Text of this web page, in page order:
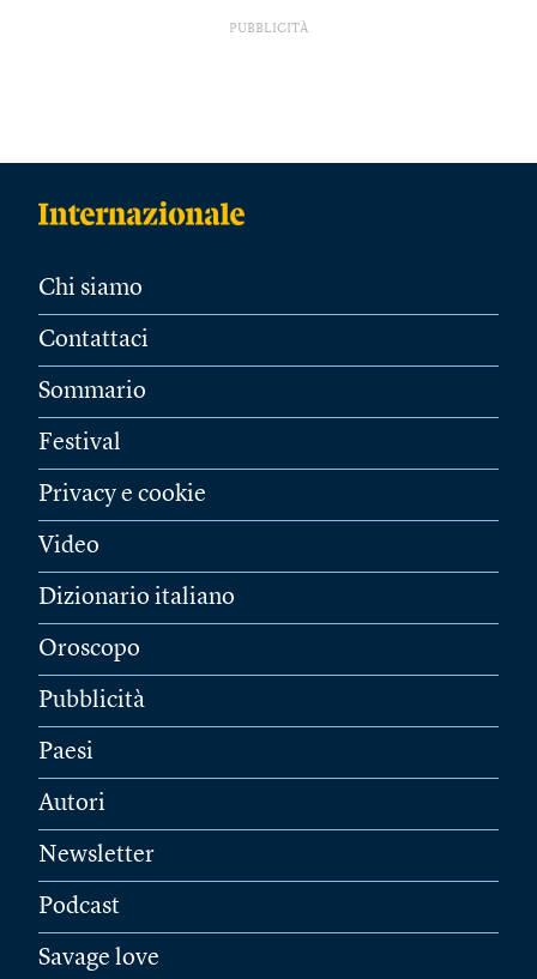
PUBBLICITÀ
Chi siamo
Contattaci
Sommario
Festival
Privacy e cookie
Video
Dizionario italiano
Oroscopo
Pubblicità
Paesi
Autori
Newsletter
Podcast
Savage love